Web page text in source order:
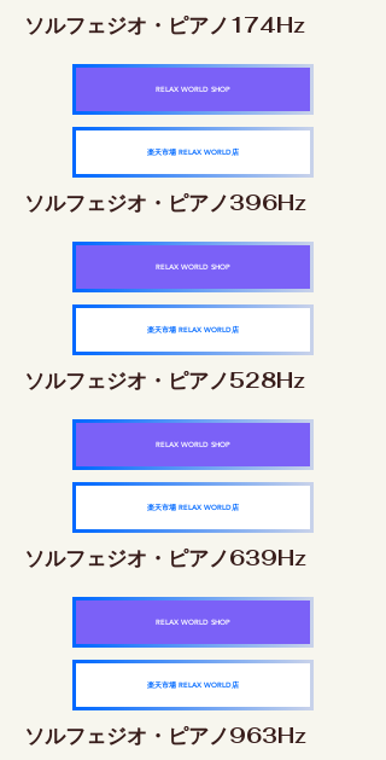
ソルフェジオ・ピアノ174Hz
RELAX WORLD SHOP
楽天市場 RELAX WORLD店
ソルフェジオ・ピアノ396Hz
RELAX WORLD SHOP
楽天市場 RELAX WORLD店
ソルフェジオ・ピアノ528Hz
RELAX WORLD SHOP
楽天市場 RELAX WORLD店
ソルフェジオ・ピアノ639Hz
RELAX WORLD SHOP
楽天市場 RELAX WORLD店
ソルフェジオ・ピアノ963Hz